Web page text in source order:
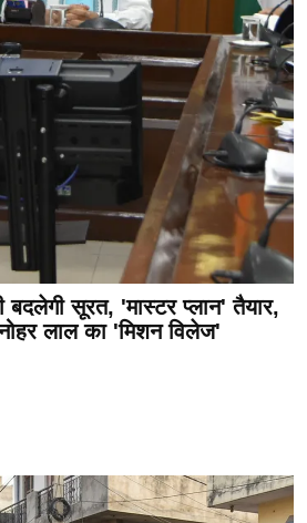
बदलेगी सूरत, 'मास्टर प्लान' तैयार,
लाल का 'मिशन विलेज'